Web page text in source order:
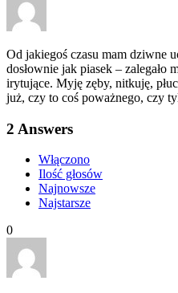
Od jakiegoś czasu mam dziwne
dosłownie jak piasek – zalegało
irytujące. Myję zęby, nitkuję,
już, czy to coś poważnego, czy
2 Answers
Włączono
Ilość głosów
Najnowsze
Najstarsze
0